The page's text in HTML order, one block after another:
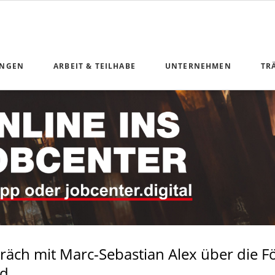
Geldleistungen
ARBEIT & TEILHABE
Anliegen Arbeit und Teilhabe
UNTERNEHMEN
mit Marc-Sebastian Alex über die